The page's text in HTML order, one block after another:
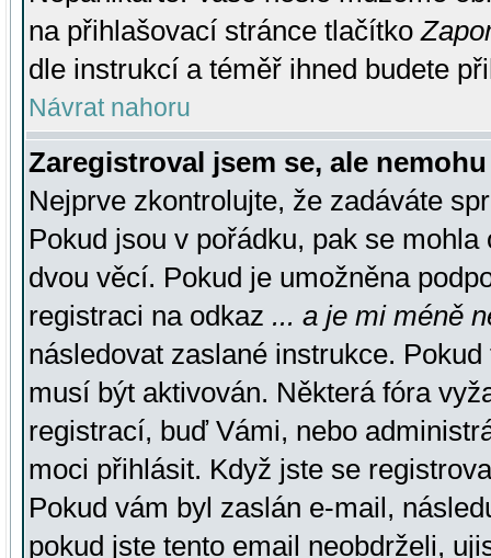
na přihlašovací stránce tlačítko
dle instrukcí a téměř ihned budete
Návrat nahoru
Zaregistroval jsem se, ale
Nejprve zkontrolujte, že zadáváte
Pokud jsou v pořádku, pak se
dvou věcí. Pokud je umožněna
registraci na odkaz ... a je mi méně
následovat zaslané instrukce.
musí být aktivován. Některá fóra
registrací, buď Vámi, nebo
moci přihlásit. Když jste se
Pokud vám byl zaslán e-mail,
pokud jste tento email neobdrželi,